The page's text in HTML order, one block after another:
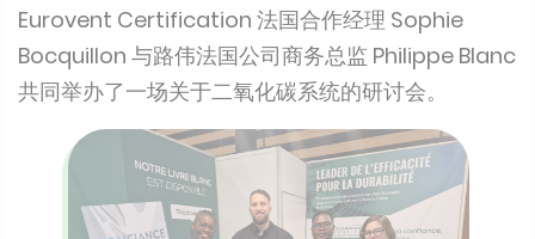
Eurovent Certification 法国合作经理 Sophie
Bocquillon 与路伟法国公司商务总监 Philippe Blanc
共同举办了一场关于二氧化碳系统的研讨会。